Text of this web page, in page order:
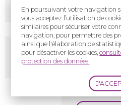
En poursuivant votre navigation
vous acceptez l’utilisation de
similaires pour sécuriser votre
navigation, pour permettre des
ainsi que l'élaboration de
pour désactiver les cookies,
protection des données.
informatisés
Le recueil
"foetopathologie"